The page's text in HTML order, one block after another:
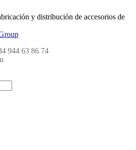
y distribución de accesorios de
944 63 86 74